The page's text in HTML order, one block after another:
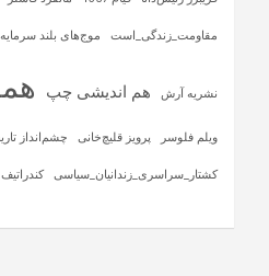
مقاومت_زندگی_است موج‌های بلند
نشریه آرش هم اندیشی چپ
ویلم فلوسر پرویز قلیچ‌خانی چشم‌انداز
کشتار_سراسری_زندانیان_سیاسی کندراتیف